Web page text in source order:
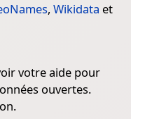
, Wikidata et
votre aide pour
ouvertes.